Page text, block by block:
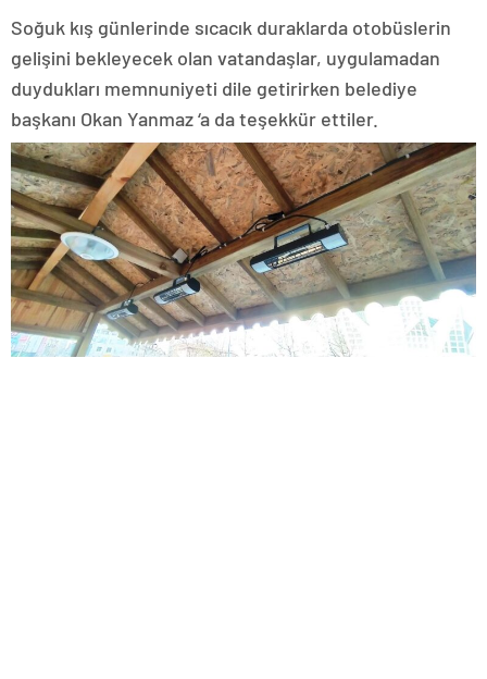
Soğuk kış günlerinde sıcacık duraklarda otobüslerin
gelişini bekleyecek olan vatandaşlar, uygulamadan
duydukları memnuniyeti dile getirirken belediye
başkanı Okan Yanmaz ‘a da teşekkür ettiler.